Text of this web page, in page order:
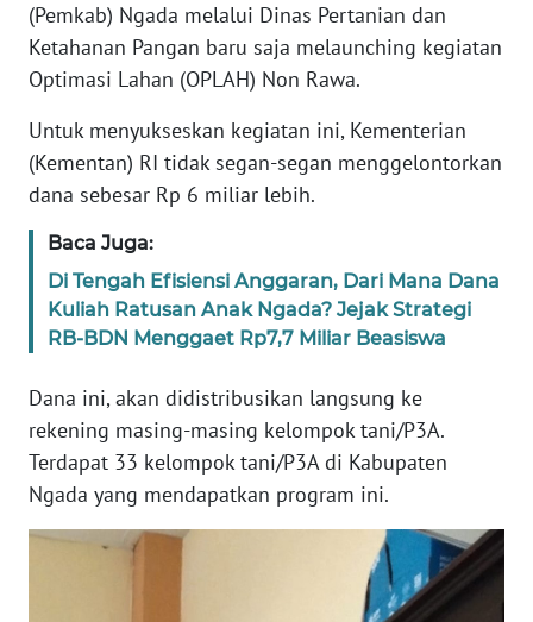
(Pemkab) Ngada melalui Dinas Pertanian dan
Ketahanan Pangan baru saja melaunching kegiatan
Optimasi Lahan (OPLAH) Non Rawa.
Untuk menyukseskan kegiatan ini, Kementerian
(Kementan) RI tidak segan-segan menggelontorkan
dana sebesar Rp 6 miliar lebih.
Baca Juga:
Di Tengah Efisiensi Anggaran, Dari Mana Dana
Kuliah Ratusan Anak Ngada? Jejak Strategi
RB-BDN Menggaet Rp7,7 Miliar Beasiswa
Dana ini, akan didistribusikan langsung ke
rekening masing-masing kelompok tani/P3A.
Terdapat 33 kelompok tani/P3A di Kabupaten
Ngada yang mendapatkan program ini.
PEDOMAN
MEDIA
SIBER
REDAKSI
DISCLAIMER
Wahana
Regional
WN
SUMUT
WN